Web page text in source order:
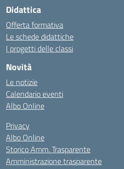
Didattica
Offerta formativa
Le schede didattiche
I progetti delle classi
Novità
Le notizie
Calendario eventi
Albo Online
Privacy
Albo Online
Storico Amm. Trasparente
Amministrazione trasparente